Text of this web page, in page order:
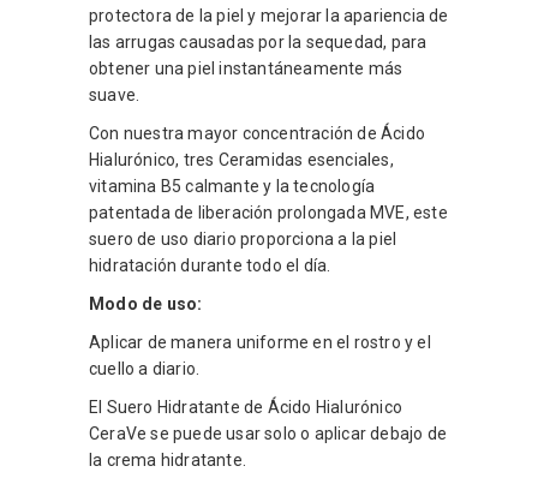
protectora de la piel y mejorar la apariencia de
las arrugas causadas por la sequedad, para
obtener una piel instantáneamente más
suave.
Con nuestra mayor concentración de Ácido
Hialurónico, tres Ceramidas esenciales,
vitamina B5 calmante y la tecnología
patentada de liberación prolongada MVE, este
suero de uso diario proporciona a la piel
hidratación durante todo el día.
Modo de uso:
Aplicar de manera uniforme en el rostro y el
cuello a diario.
El Suero Hidratante de Ácido Hialurónico
CeraVe se puede usar solo o aplicar debajo de
la crema hidratante.